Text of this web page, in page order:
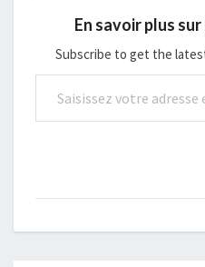
En savoir plus
Subscribe to get the
Saisissez votre adresse e-mail…